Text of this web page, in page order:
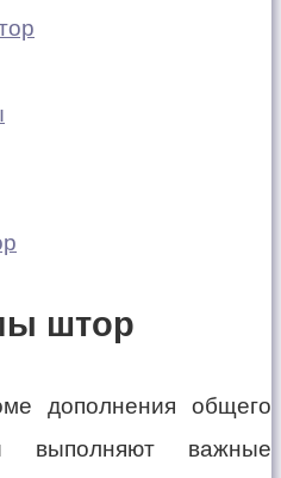
штор
дополнения общего
важные